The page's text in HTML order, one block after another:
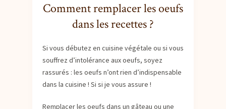
Comment remplacer les oeufs
dans les recettes ?
Si vous débutez en cuisine végétale ou si vous
souffrez d’intolérance aux oeufs, soyez
rassurés : les oeufs n’ont rien d’indispensable
dans la cuisine ! Si si je vous assure !
Remplacer les oeufs dans un gâteau ou une